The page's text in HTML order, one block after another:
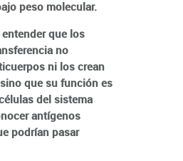
peso molecular.
que los
no
ni los crean
que su función es
del sistema
antígenos
podrían pasar